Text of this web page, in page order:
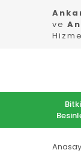
ve
Bitki